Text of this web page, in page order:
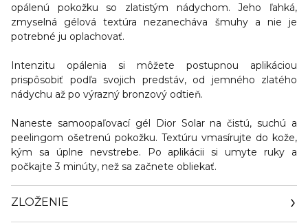
opálenú pokožku so zlatistým nádychom. Jeho ľahká,
zmyselná gélová textúra nezanecháva šmuhy a nie je
potrebné ju oplachovať.
Intenzitu opálenia si môžete postupnou aplikáciou
prispôsobiť podľa svojich predstáv, od jemného zlatého
nádychu až po výrazný bronzový odtieň.
Naneste samoopaľovací gél Dior Solar na čistú, suchú a
peelingom ošetrenú pokožku. Textúru vmasírujte do kože,
kým sa úplne nevstrebe. Po aplikácii si umyte ruky a
počkajte 3 minúty, než sa začnete obliekať.
ZLOŽENIE